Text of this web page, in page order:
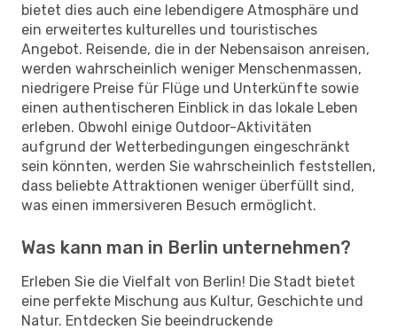
bietet dies auch eine lebendigere Atmosphäre und
ein erweitertes kulturelles und touristisches
Angebot. Reisende, die in der Nebensaison anreisen,
werden wahrscheinlich weniger Menschenmassen,
niedrigere Preise für Flüge und Unterkünfte sowie
einen authentischeren Einblick in das lokale Leben
erleben. Obwohl einige Outdoor-Aktivitäten
aufgrund der Wetterbedingungen eingeschränkt
sein könnten, werden Sie wahrscheinlich feststellen,
dass beliebte Attraktionen weniger überfüllt sind,
was einen immersiveren Besuch ermöglicht.
Was kann man in Berlin unternehmen?
Erleben Sie die Vielfalt von Berlin! Die Stadt bietet
eine perfekte Mischung aus Kultur, Geschichte und
Natur. Entdecken Sie beeindruckende